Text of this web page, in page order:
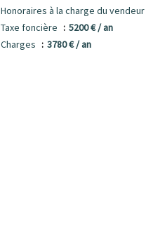
Honoraires à la charge du vendeur
Taxe foncière
5200 € / an
Charges
3780 € / an